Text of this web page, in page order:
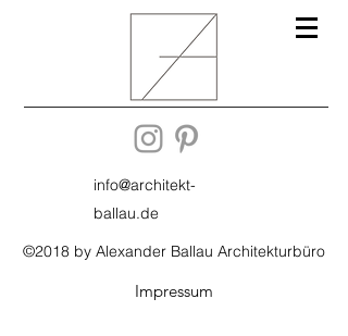
info@architekt-
ballau.de
©2018 by Alexander Ballau Architekturbüro
Impressum